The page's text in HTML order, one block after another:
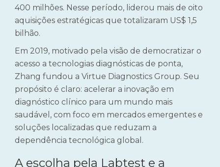
400 milhões. Nesse período, liderou mais de oito
aquisições estratégicas que totalizaram US$ 1,5
bilhão.
Em 2019, motivado pela visão de democratizar o
acesso a tecnologias diagnósticas de ponta,
Zhang fundou a Virtue Diagnostics Group. Seu
propósito é claro: acelerar a inovação em
diagnóstico clínico para um mundo mais
saudável, com foco em mercados emergentes e
soluções localizadas que reduzam a
dependência tecnológica global.
A escolha pela Labtest e a